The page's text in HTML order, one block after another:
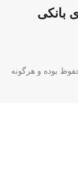
بانکی
بوده و هرگونه